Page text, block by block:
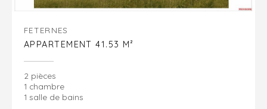
FETERNES
APPARTEMENT 41.53 M²
2 pièces
1 chambre
1 salle de bains